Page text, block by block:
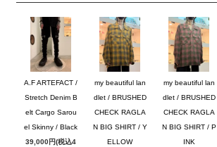
A.F ARTEFACT /
Stretch Denim B
elt Cargo Sarou
el Skinny / Black
39,000円(税込4
my beautiful lan
dlet / BRUSHED
CHECK RAGLA
N BIG SHIRT / Y
ELLOW
my beautiful lan
dlet / BRUSHED
CHECK RAGLA
N BIG SHIRT / P
INK